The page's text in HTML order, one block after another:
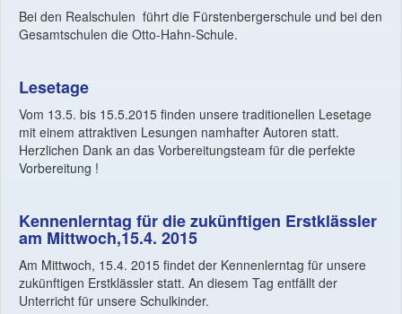
Bei den Realschulen führt die Fürstenbergerschule und bei den
Gesamtschulen die Otto-Hahn-Schule.
Lesetage
Vom 13.5. bis 15.5.2015 finden unsere traditionellen Lesetage
mit einem attraktiven Lesungen namhafter Autoren statt.
Herzlichen Dank an das Vorbereitungsteam für die perfekte
Vorbereitung !
Kennenlerntag für die zukünftigen Erstklässler
am Mittwoch,15.4. 2015
Am Mittwoch, 15.4. 2015 findet der Kennenlerntag für unsere
zukünftigen Erstklässler statt. An diesem Tag entfällt der
Unterricht für unsere Schulkinder.